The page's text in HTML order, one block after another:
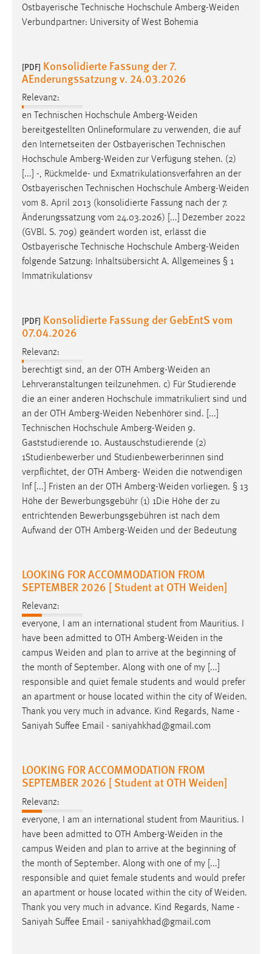
Ostbayerische Technische Hochschule Amberg-Weiden
Verbundpartner: University of West Bohemia
[PDF] Konsolidierte Fassung der 7.
AEnderungssatzung v. 24.03.2026
Relevanz:
en Technischen Hochschule Amberg-Weiden
bereitgestellten Onlineformulare zu verwenden, die auf
den Internetseiten der Ostbayerischen Technischen
Hochschule Amberg-Weiden zur Verfügung stehen. (2)
[...] -, Rückmelde- und Exmatrikulationsverfahren an der
Ostbayerischen Technischen Hochschule Amberg-Weiden
vom 8. April 2013 (konsolidierte Fassung nach der 7.
Änderungssatzung vom 24.03.2026) [...] Dezember 2022
(GVBl. S. 709) geändert worden ist, erlässt die
Ostbayerische Technische Hochschule Amberg-Weiden
folgende Satzung: Inhaltsübersicht A. Allgemeines § 1
Immatrikulationsv
[PDF] Konsolidierte Fassung der GebEntS vom
07.04.2026
Relevanz:
berechtigt sind, an der OTH Amberg-Weiden an
Lehrveranstaltungen teilzunehmen. c) Für Studierende
die an einer anderen Hochschule immatrikuliert sind und
an der OTH Amberg-Weiden Nebenhörer sind. [...]
Technischen Hochschule Amberg-Weiden 9.
Gaststudierende 10. Austauschstudierende (2)
1Studienbewerber und Studienbewerberinnen sind
verpflichtet, der OTH Amberg- Weiden die notwendigen
Inf [...] Fristen an der OTH Amberg-Weiden vorliegen. § 13
Höhe der Bewerbungsgebühr (1) 1Die Höhe der zu
entrichtenden Bewerbungsgebühren ist nach dem
Aufwand der OTH Amberg-Weiden und der Bedeutung
LOOKING FOR ACCOMMODATION FROM
SEPTEMBER 2026 [ Student at OTH Weiden]
Relevanz:
everyone, I am an international student from Mauritius. I
have been admitted to OTH Amberg-Weiden in the
campus Weiden and plan to arrive at the beginning of
the month of September. Along with one of my [...]
responsible and quiet female students and would prefer
an apartment or house located within the city ofWeiden.
Thank you very much in advance. Kind Regards, Name -
Saniyah Suffee Email - saniyahkhad@gmail.com
LOOKING FOR ACCOMMODATION FROM
SEPTEMBER 2026 [ Student at OTH Weiden]
Relevanz:
everyone, I am an international student from Mauritius. I
have been admitted to OTH Amberg-Weiden in the
campus Weiden and plan to arrive at the beginning of
the month of September. Along with one of my [...]
responsible and quiet female students and would prefer
an apartment or house located within the city ofWeiden.
Thank you very much in advance. Kind Regards, Name -
Saniyah Suffee Email - saniyahkhad@gmail.com